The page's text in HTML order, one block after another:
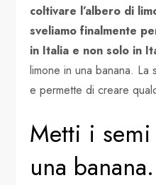
coltivare l’albero di
sveliamo finalmente
in Italia e non solo in
limone in una banana. La
e permette di creare
Metti i
una banana.